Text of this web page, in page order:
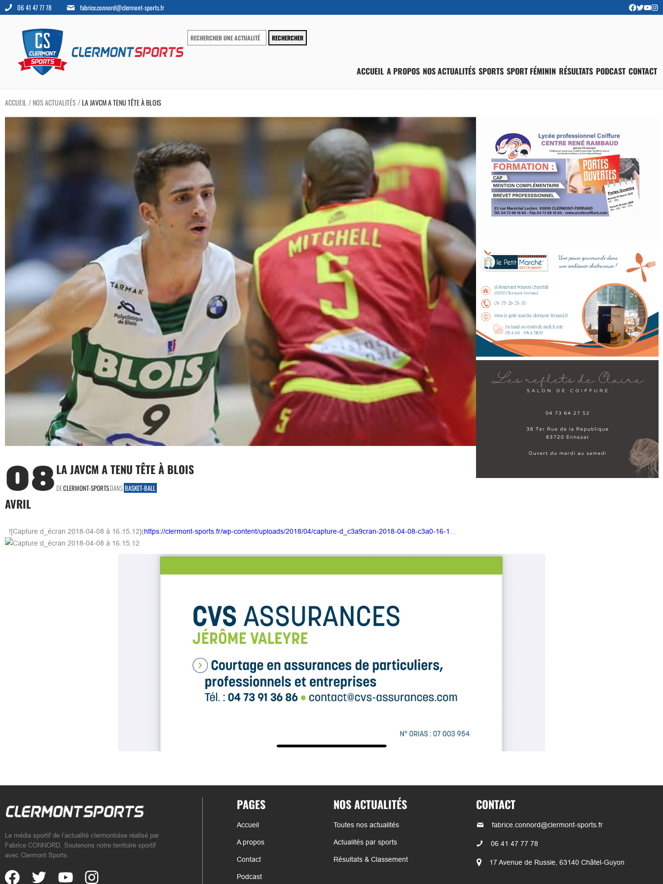
06 41 47 77 78 fabrice.connord@clermont-sports.fr
ACCUEIL A PROPOS NOS ACTUALITÉS SPORTS SPORT FÉMININ RÉSULTATS PODCAST CONTACT
ACCUEIL / NOS ACTUALITÉS/LA JAVCM A TENU TÊTE À BLOIS
08
AVRIL
LA JAVCM A TENU TÊTE À BLOIS
DECLERMONT-SPORTSDANS BASKET-BALL
![Capture d_écran 2018-04-08 à 16.15.12](https://clermont-sports.fr/wp-content/uploads/2018/04/capture-d_c3a9cran-2018-04-08-c3a0-16-1
Le média sportif de l’actualité clermontoise réalisé par
Fabrice CONNORD. Soutenons notre territoire sportif
avec Clermont Sports.
PAGES
Accueil
A propos
Contact
Podcast
NOS ACTUALITÉS
Toutes nos actualités
Actualités par sports
Résultats & Classement
CONTACT
fabrice.connord@clermont-sports.fr
06 41 47 77 78
17 Avenue de Russie, 63140 Châtel-Guyon